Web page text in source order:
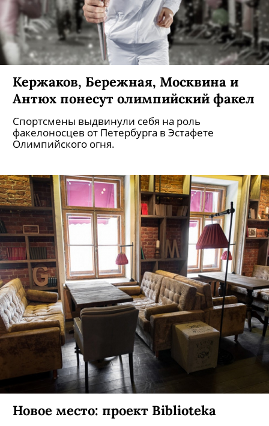
Кержаков, Бережная, Москвина и
Антюх понесут олимпийский факел
Спортсмены выдвинули себя на роль
факелоносцев от Петербурга в Эстафете
Олимпийского огня.
Новое место: проект Biblioteka